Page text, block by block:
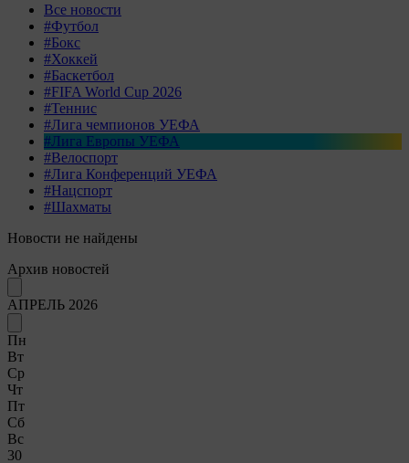
Все новости
#Футбол
#Бокс
#Хоккей
#Баскетбол
#FIFA World Cup 2026
#Теннис
#Лига чемпионов УЕФА
#Лига Европы УЕФА
#Велоспорт
#Лига Конференций УЕФА
#Нацспорт
#Шахматы
Новости не найдены
Архив новостей
АПРЕЛЬ 2026
Пн
Вт
Ср
Чт
Пт
Сб
Вс
30